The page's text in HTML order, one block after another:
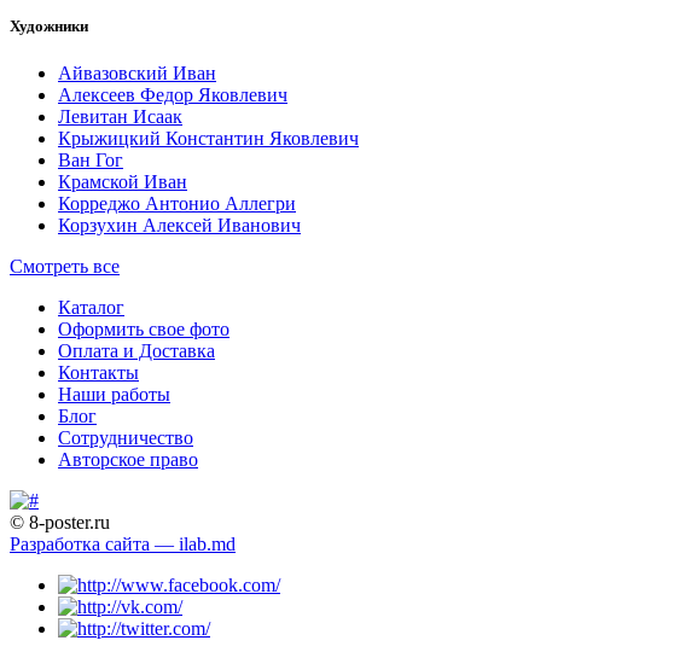
Художники
Айвазовский Иван
Алексеев Федор Яковлевич
Левитан Исаак
Крыжицкий Константин Яковлевич
Ван Гог
Крамской Иван
Корреджо Антонио Аллегри
Корзухин Алексей Иванович
Смотреть все
Каталог
Оформить свое фото
Оплата и Доставка
Контакты
Наши работы
Блог
Сотрудничество
Авторское право
© 8-poster.ru
Разработка сайта — ilab.md